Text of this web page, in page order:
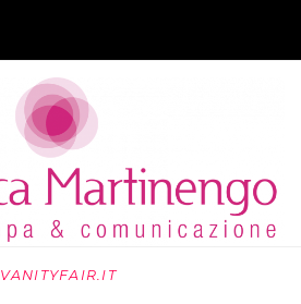
VANITYFAIR.IT